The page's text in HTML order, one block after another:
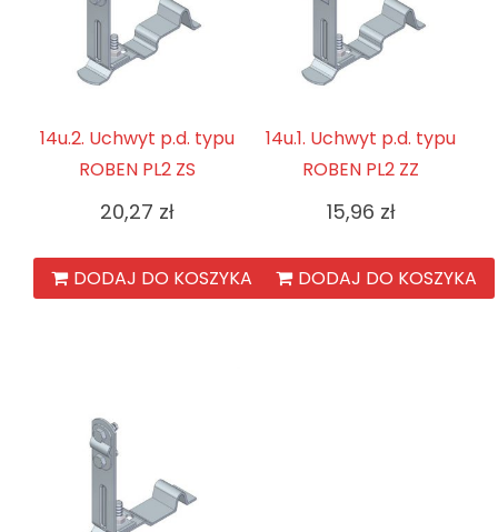
14u.2. Uchwyt p.d. typu
ROBEN PL2 ZS
20,27 zł
DODAJ DO KOSZYKA
14u.1. Uchwyt p.d. typu
ROBEN PL2 ZZ
15,96 zł
DODAJ DO KOSZYKA